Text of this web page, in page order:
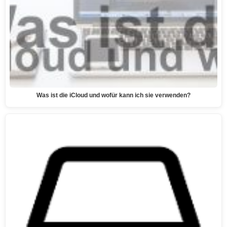
Was ist die iCloud und wofür kann ich sie verwenden?